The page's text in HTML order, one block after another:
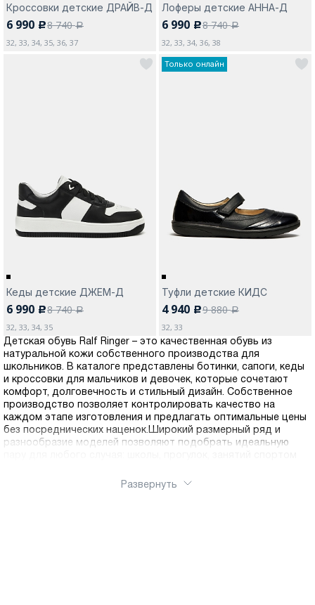
Кроссовки детские ДРАЙВ-Д
6 990 c8 740a
32, 33, 34, 35, 36, 37
Лоферы детские АННА-Д
6 990 c8 740a
32, 33, 34, 36, 38
Кеды детские ДЖЕМ-Д
6 990 c8 740a
32, 33, 34, 35
Только онлайн
Туфли детские КИДС
4 940 c9 880a
32, 33
Детская обувь Ralf Ringer – это качественная обувь из
натуральной кожи собственного производства для
школьников. В каталоге представлены ботинки, сапоги, кеды
и кроссовки для мальчиков и девочек, которые сочетают
комфорт, долговечность и стильный дизайн. Собственное
производство позволяет контролировать качество на
каждом этапе изготовления и предлагать оптимальные цены
без посреднических наценок.Широкий размерный ряд и
разнообразие моделей позволяют подобрать идеальную
Развернуть